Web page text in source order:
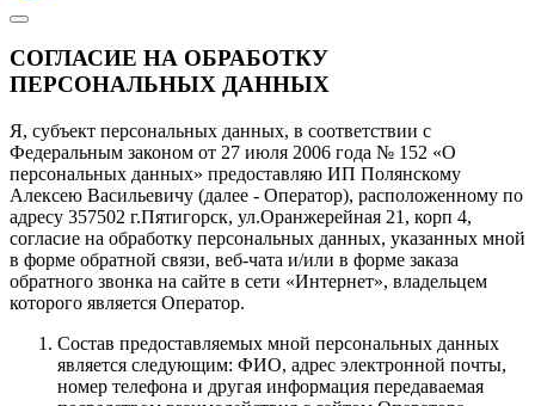
СОГЛАСИЕ НА ОБРАБОТКУ
ПЕРСОНАЛЬНЫХ ДАННЫХ
Я, субъект персональных данных, в соответствии с
Федеральным законом от 27 июля 2006 года № 152 «О
персональных данных» предоставляю ИП Полянскому
Алексею Васильевичу (далее - Оператор), расположенному по
адресу 357502 г.Пятигорск, ул.Оранжерейная 21, корп 4,
согласие на обработку персональных данных, указанных мной
в форме обратной связи, веб-чата и/или в форме заказа
обратного звонка на сайте в сети «Интернет», владельцем
которого является Оператор.
Состав предоставляемых мной персональных данных
является следующим: ФИО, адрес электронной почты,
номер телефона и другая информация передаваемая